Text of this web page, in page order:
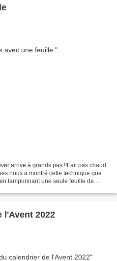
arrive à grands pas !!Fait pas chaud
nous a montré cette technique que
tamponnant une seule feuille de
l'Avent 2022